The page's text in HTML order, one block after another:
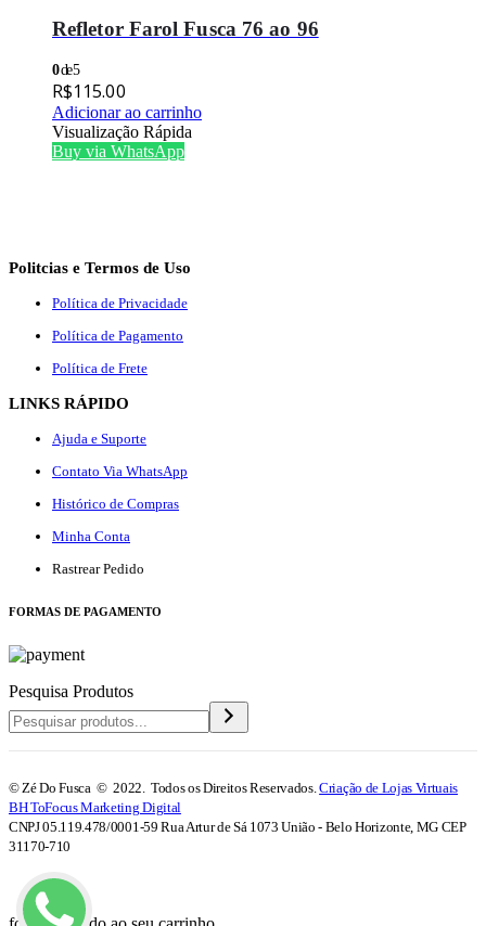
Refletor Farol Fusca 76 ao 96
0de 5
R$115.00
Adicionar ao carrinho
Visualização Rápida
Buy via WhatsApp
Politcias e Termos de Uso
Política de Privacidade
Política de Pagamento
Política de Frete
LINKS RÁPIDO
Ajuda e Suporte
Contato Via WhatsApp
Histórico de Compras
Minha Conta
Rastrear Pedido
FORMAS DE PAGAMENTO
Pesquisa Produtos
© Zé Do Fusca © 2022. Todos os Direitos Reservados.Criação de Lojas Virtuais
BH ToFocus Marketing Digital
CNPJ 05.119.478/0001-59 Rua Artur de Sá 1073 União - Belo Horizonte, MG CEP
31170-710